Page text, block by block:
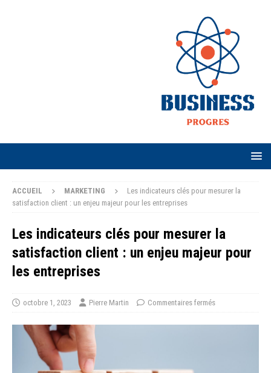
ACCUEIL MARKETING
Les indicateurs clés pour mesurer la
satisfaction client : un enjeu majeur pour les entreprises
Les indicateurs clés pour mesurer la
satisfaction client : un enjeu majeur pour
les entreprises
octobre 1, 2023 Pierre Martin Commentaires fermés